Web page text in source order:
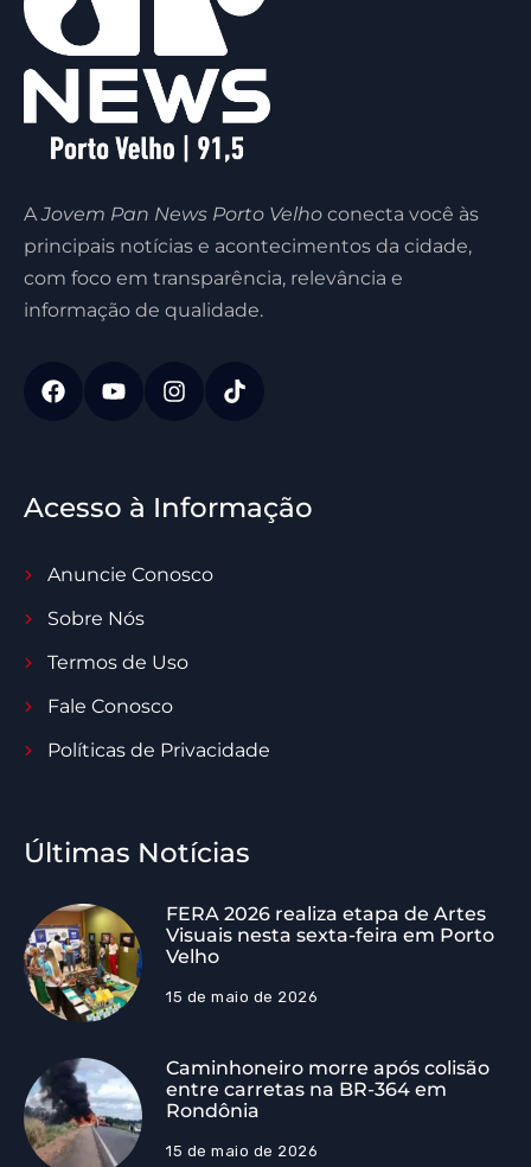
AJovem Pan News Porto Velho conecta você às
principais notícias e acontecimentos da cidade,
com foco em transparência, relevância e
informação de qualidade.
Acesso à Informação
Anuncie Conosco
Sobre Nós
Termos de Uso
Fale Conosco
Políticas de Privacidade
Últimas Notícias
FERA 2026 realiza etapa de Artes
Visuais nesta sexta-feira em Porto
Velho
15 de maio de 2026
Caminhoneiro morre após colisão
entre carretas na BR-364 em
Rondônia
15 de maio de 2026